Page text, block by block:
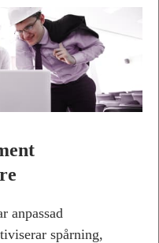
anpassad
spårning,